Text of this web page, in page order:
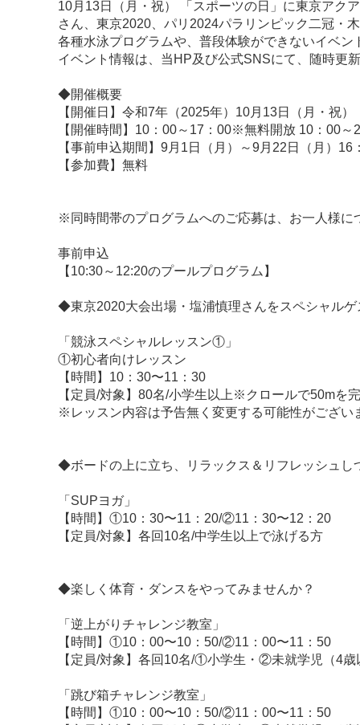
10月13日（月・祝） 「スポーツの日」に東京アク
さん、東京2020、パリ2024パラリンピック二冠・
各種水泳プログラムや、普段体験ができないイベ
イベント情報は、当HP及び公式SNSにて、随時更
◆開催概要
【開催日】令和7年（2025年）10月13日（
【開催時間】10：00～17：00※無料開放 10：00
【事前申込期間】9月1日（月）～9月22日（月）16
【参加費】無料
※同時間帯のプログラムへのご応募は、お一人様に
事前申込
【10:30～12:20のプールプログラム】
◆東京2020大会出場・塩浦慎理さんをスペシャルゲ
「競泳スペシャルレッスン①」
①初心者向けレッスン
【時間】10：30〜11：30
【定員/対象】80名/小学生以上※クロールで50mを
※レッスン内容は予告無く変更する可能性がござい
◆ボードの上に立ち、リラックス＆リフレッシュし
「SUPヨガ」
【時間】①10：30〜11：20/②11：30〜12：20
【定員/対象】各回10名/中学生以上で泳げる方
◆楽しく体育・ダンスをやってみませんか？
「逆上がりチャレンジ教室」
【時間】①10：00〜10：50/②11：00〜11：50
【定員/対象】各回10名/①小学生・②未就学児（4歳
「跳び箱チャレンジ教室」
【時間】①10：00〜10：50/②11：00〜11：50